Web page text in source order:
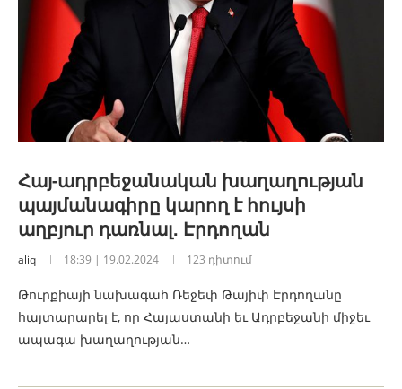
Հայ-ադրբեջանական խաղաղության
պայմանագիրը կարող է հույսի
աղբյուր դառնալ․ Էրդողան
aliq 18:39 | 19.02.2024 123 դիտում
Թուրքիայի նախագահ Ռեջեփ Թայիփ Էրդողանը
հայտարարել է, որ Հայաստանի եւ Ադրբեջանի միջեւ
ապագա խաղաղության…